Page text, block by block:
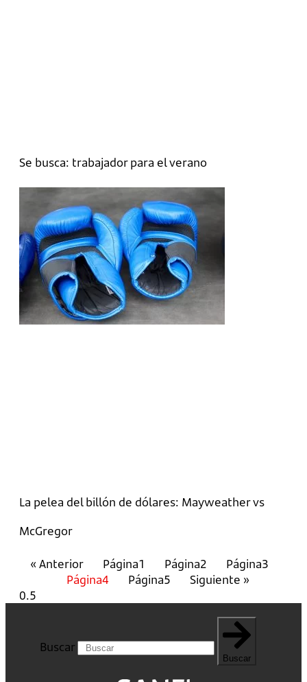
Se busca: trabajador para el verano
La pelea del billón de dólares: Mayweather vs
McGregor
« Anterior Página1 Página2 Página3
Página4 Página5 Siguiente »
Buscar
Buscar